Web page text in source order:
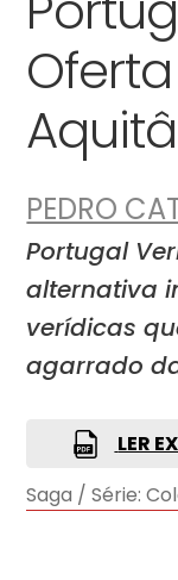
PEDRO
Portugal
alternativa
verídicas
agarrado
LER
Saga / Série: